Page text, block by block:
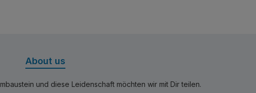
About us
und diese Leidenschaft möchten wir mit Dir teilen.